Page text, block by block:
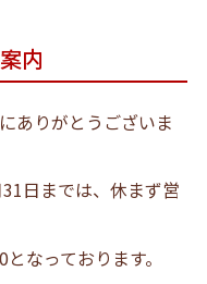
内
ありがとうございま
日までは、休まず営
なっております。